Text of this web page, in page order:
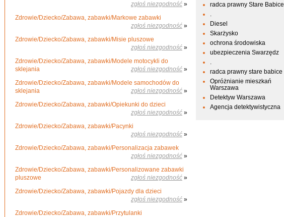
zgłoś niezgodność »
Zdrowie/Dziecko/Zabawa, zabawki/Markowe zabawki
zgłoś niezgodność »
Zdrowie/Dziecko/Zabawa, zabawki/Misie pluszowe
zgłoś niezgodność »
Zdrowie/Dziecko/Zabawa, zabawki/Modele motocykli do
sklejania
zgłoś niezgodność »
Zdrowie/Dziecko/Zabawa, zabawki/Modele samochodów do
sklejania
zgłoś niezgodność »
Zdrowie/Dziecko/Zabawa, zabawki/Opiekunki do dzieci
zgłoś niezgodność »
Zdrowie/Dziecko/Zabawa, zabawki/Pacynki
zgłoś niezgodność »
Zdrowie/Dziecko/Zabawa, zabawki/Personalizacja zabawek
zgłoś niezgodność »
Zdrowie/Dziecko/Zabawa, zabawki/Personalizowane zabawki
pluszowe
zgłoś niezgodność »
Zdrowie/Dziecko/Zabawa, zabawki/Pojazdy dla dzieci
zgłoś niezgodność »
Zdrowie/Dziecko/Zabawa, zabawki/Przytulanki
radca prawny Stare Babice
.
Diesel
Skarżysko
ochrona środowiska
ubezpieczenia Swarzędz
.
radca prawny stare babice
Opróżnianie mieszkań
Warszawa
Detektyw Warszawa
Agencja detektywistyczna